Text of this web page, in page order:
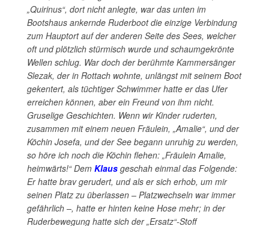
„Quirinus“, dort nicht anlegte, war das unten im
Bootshaus ankernde Ruderboot die einzige Verbindung
zum Hauptort auf der anderen Seite des Sees, welcher
oft und plötzlich stürmisch wurde und schaumgekrönte
Wellen schlug. War doch der berühmte Kammersänger
Slezak, der in Rottach wohnte, unlängst mit seinem Boot
gekentert, als tüchtiger Schwimmer hatte er das Ufer
erreichen können, aber ein Freund von ihm nicht.
Gruselige Geschichten. Wenn wir Kinder ruderten,
zusammen mit einem neuen Fräulein, „Amalie“, und der
Köchin Josefa, und der See begann unruhig zu werden,
so höre ich noch die Köchin flehen: „Fräulein Amalie,
heimwärts!“ Dem Klaus geschah einmal das Folgende:
Er hatte brav gerudert, und als er sich erhob, um mir
seinen Platz zu überlassen – Platzwechseln war immer
gefährlich –, hatte er hinten keine Hose mehr; in der
Ruderbewegung hatte sich der „Ersatz“-Stoff